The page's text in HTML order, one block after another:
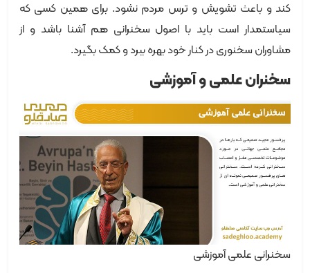
کند و باعث تشویش و ترس مردم نشود. برای همین کسی که
سیاستمدار است باید با اصول سخنرانی هم آشنا باشد و از
مشاوران سخنوری در کنار خود بهره ببرد و کمک بگیرد.
سخنران علمی و آموزشی
سخنرانی علمی آموزشی